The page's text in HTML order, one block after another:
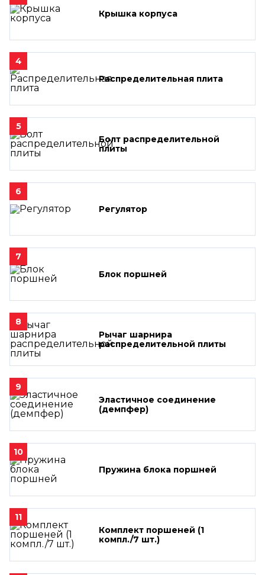
Крышка корпуса
4
Распределительная плита
5
Болт распределительной
плиты
6
Регулятор
7
Блок поршней
8
Рычаг шарнира
распределительной плиты
9
Эластичное соединение
(демпфер)
10
Пружина блока поршней
11
Комплект поршеней (1
компл./7 шт.)